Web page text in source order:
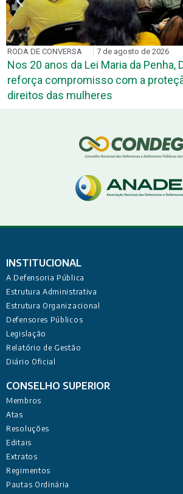
RODA DE CONVERSA 7 de agosto de 2026
Nos 20 anos da Lei Maria da Penha,
reforça compromisso com a
direitos das mulheres
INSTITUCIONAL
A Defensoria Pública
Estrutura Administrativa
Estrutura Organizacional
Defensores Públicos
Legislação
Relatório de Gestão
Diário Oficial
CONSELHO SUPERIOR
Membros
Atas
Resoluções
Editais
Extratos
Regimentos
Pautas Ordinária